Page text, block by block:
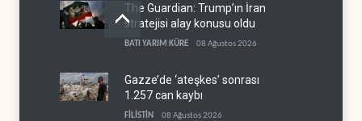
The Guardian: Trump’ın İran
stratejisi alay konusu oldu
BATI YARIM KÜRE 08 Ağustos 2026
Gazze’de ‘ateşkes’ sonrası
1.257 can kaybı
FİLİSTİN 08 Ağustos 2026